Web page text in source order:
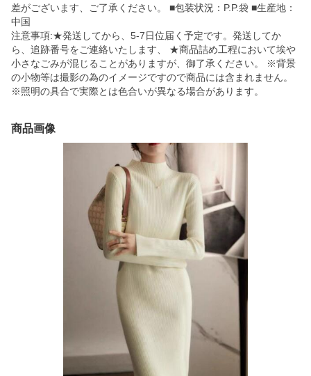
差がございます、ご了承ください。 ■包装状況：P.P.袋 ■生産地：
中国
注意事項:★発送してから、5-7日位届く予定です。発送してか
ら、追跡番号をご連絡いたします、 ★商品詰め工程において埃や
小さなごみが混じることがありますが、御了承ください。 ※背景
の小物等は撮影の為のイメージですので商品には含まれません。
※照明の具合で実際とは色合いが異なる場合があります。
商品画像